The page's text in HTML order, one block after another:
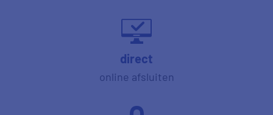
direct
online afsluiten